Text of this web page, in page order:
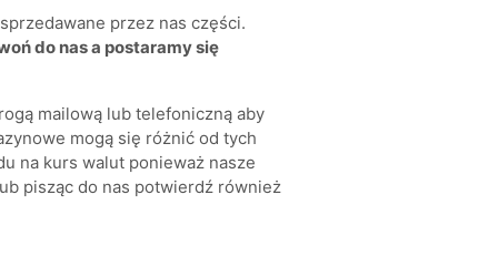
przez nas części.
do nas a postaramy się
mailową lub telefoniczną aby
mogą się różnić od tych
na kurs walut ponieważ nasze
pisząc do nas potwierdź również